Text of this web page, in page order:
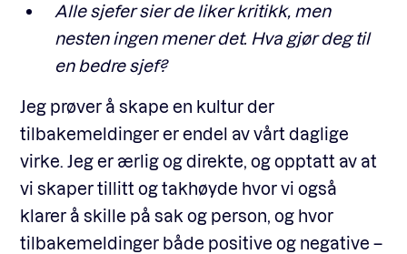
Alle sjefer sier de liker kritikk, men
nesten ingen mener det. Hva gjør deg til
en bedre sjef?
Jeg prøver å skape en kultur der
tilbakemeldinger er endel av vårt daglige
virke. Jeg er ærlig og direkte, og opptatt av at
vi skaper tillitt og takhøyde hvor vi også
klarer å skille på sak og person, og hvor
tilbakemeldinger både positive og negative –